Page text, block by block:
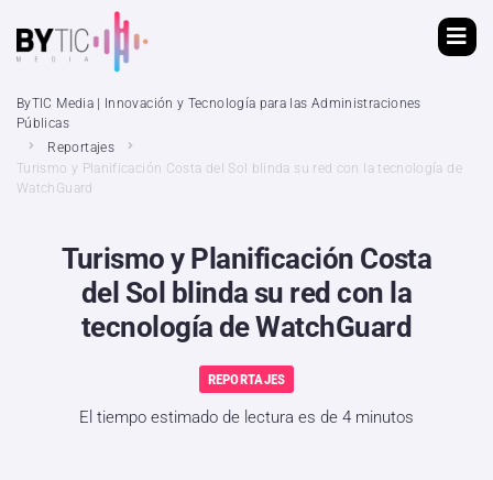
ByTIC Media | Innovación y Tecnología para las Administraciones
Públicas
Reportajes
Turismo y Planificación Costa del Sol blinda su red con la tecnología de
WatchGuard
Turismo y Planificación Costa
del Sol blinda su red con la
tecnología de WatchGuard
REPORTAJES
El tiempo estimado de lectura es de 4 minutos